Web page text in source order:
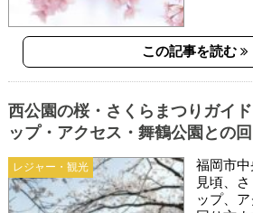
この記事を読む
レジャー・観光
西公園の桜・さくらまつりガイ
ップ・アクセス・舞鶴公園との
福岡市中
見頃、
ップ、